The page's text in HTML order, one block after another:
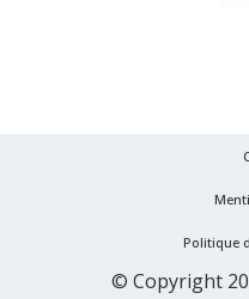
Politique
© Copyright